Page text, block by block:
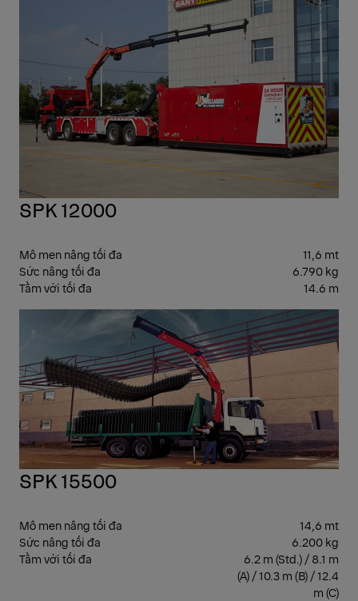
SPK 12000
Mô men nâng tối đa
11,6 mt
Sức nâng tối đa
6.790 kg
Tầm với tối đa
14.6 m
SPK 15500
Mô men nâng tối đa
14,6 mt
Sức nâng tối đa
6.200 kg
Tầm với tối đa
6.2 m (Std.) / 8.1 m
(A) / 10.3 m (B) / 12.4
m (C)